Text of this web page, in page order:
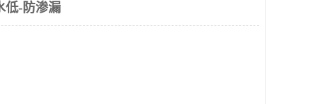
低-防渗漏